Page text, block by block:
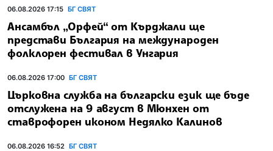
06.08.2026 17:15 БГ СВЯТ
Ансамбъл „Орфей“ от Кърджали ще
представи България на международен
фолклорен фестивал в Унгария
06.08.2026 17:00 БГ СВЯТ
Църковна служба на български език ще бъде
отслужена на 9 август в Мюнхен от
ставрофорен иконом Недялко Калинов
06.08.2026 16:52 БГ СВЯТ